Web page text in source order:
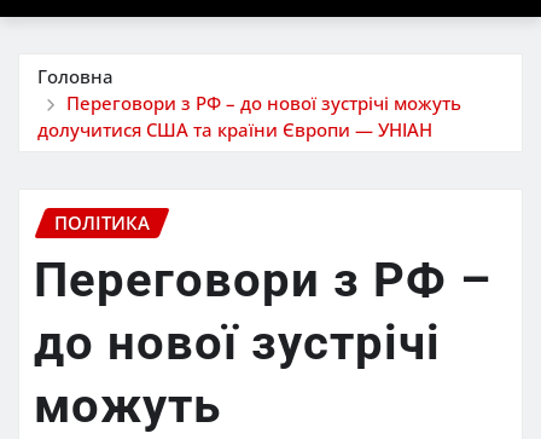
Головна
Переговори з РФ – до нової зустрічі можуть
долучитися США та країни Європи — УНІАН
ПОЛІТИКА
Переговори з РФ –
до нової зустрічі
можуть